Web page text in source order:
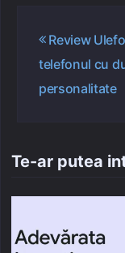
Navigare
articole
Review
telefonul cu
personalitate
Te-ar putea